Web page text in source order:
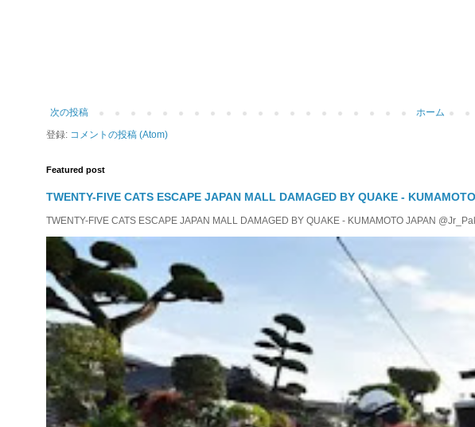
次の投稿
ホーム
登録: コメントの投稿 (Atom)
Featured post
TWENTY-FIVE CATS ESCAPE JAPAN MALL DAMAGED BY QUAKE -
TWENTY-FIVE CATS ESCAPE JAPAN MALL DAMAGED BY QUAKE - KUMAMOTO JAPAN